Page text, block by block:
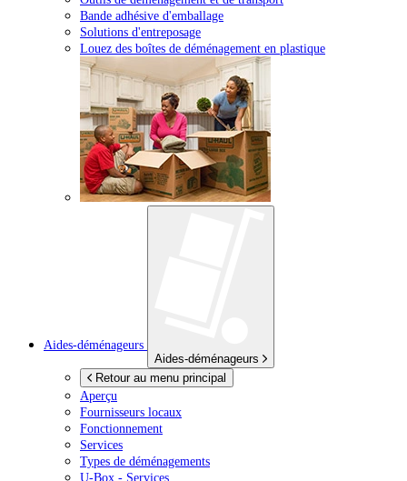
Bande adhésive d'emballage
Solutions d'entreposage
Louez des boîtes de déménagement en plastique
Aides-déménageurs
Aides-déménageurs
Retour au menu principal
Aperçu
Fournisseurs locaux
Fonctionnement
Services
Types de déménagements
U-Box - Services